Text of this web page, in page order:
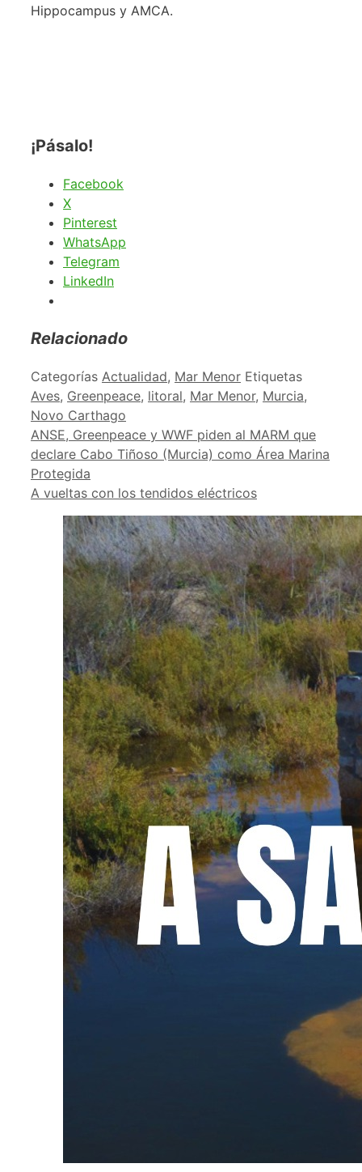
Hippocampus y AMCA.
¡Pásalo!
Facebook
X
Pinterest
WhatsApp
Telegram
LinkedIn
Relacionado
Categorías Actualidad, Mar Menor Etiquetas
Aves, Greenpeace, litoral, Mar Menor, Murcia,
Novo Carthago
ANSE, Greenpeace y WWF piden al MARM que
declare Cabo Tiñoso (Murcia) como Área Marina
Protegida
A vueltas con los tendidos eléctricos